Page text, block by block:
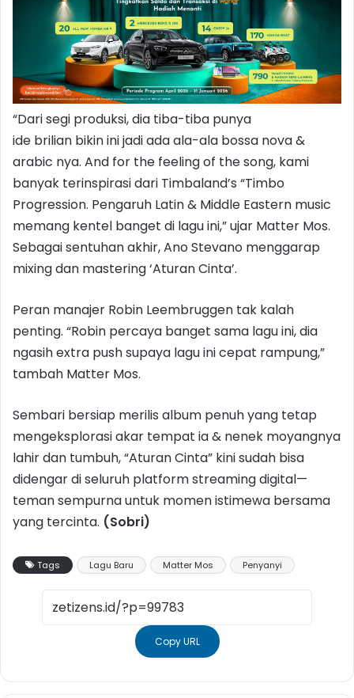
“Dari segi produksi, dia tiba-tiba punya
ide brilian bikin ini jadi ada ala-ala bossa nova &
arabic nya. And for the feeling of the song, kami
banyak terinspirasi dari Timbaland’s “Timbo
Progression. Pengaruh Latin & Middle Eastern music
memang kentel banget di lagu ini,” ujar Matter Mos.
Sebagai sentuhan akhir, Ano Stevano menggarap
mixing dan mastering ‘Aturan Cinta’.
Peran manajer Robin Leembruggen tak kalah
penting. “Robin percaya banget sama lagu ini, dia
ngasih extra push supaya lagu ini cepat rampung,”
tambah Matter Mos.
Sembari bersiap merilis album penuh yang tetap
mengeksplorasi akar tempat ia & nenek moyangnya
lahir dan tumbuh, “Aturan Cinta” kini sudah bisa
didengar di seluruh platform streaming digital—
teman sempurna untuk momen istimewa bersama
yang tercinta. (Sobri)
Tags Lagu Baru Matter Mos Penyanyi
Copy URL